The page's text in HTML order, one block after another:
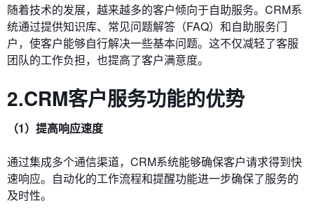
随着技术的发展，越来越多的客户倾向于自助服务。CRM系
统通过提供知识库、常见问题解答（FAQ）和自助服务门
户，使客户能够自行解决一些基本问题。这不仅减轻了客服
团队的工作负担，也提高了客户满意度。
2.CRM客户服务功能的优势
（1）提高响应速度
通过集成多个通信渠道，CRM系统能够确保客户请求得到快
速响应。自动化的工作流程和提醒功能进一步确保了服务的
及时性。